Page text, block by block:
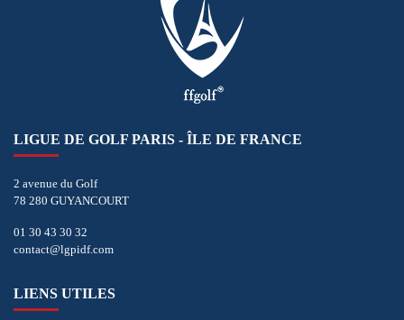
LIGUE DE GOLF PARIS - ÎLE DE FRANCE
2 avenue du Golf
78 280 GUYANCOURT
01 30 43 30 32
contact@lgpidf.com
LIENS UTILES